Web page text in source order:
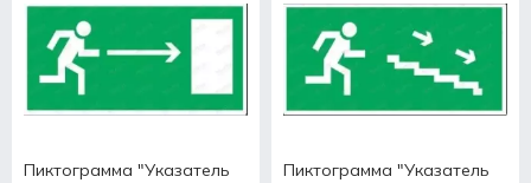
Пиктограмма "Указатель
Пиктограмма "Указатель